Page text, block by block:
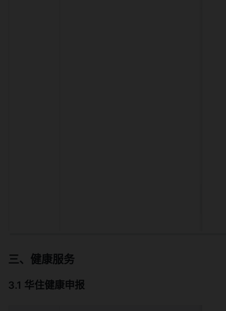
三、健康服务
3.1 华住健康申报